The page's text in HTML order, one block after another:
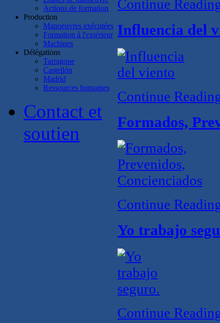
Continue
Influencia del
Continue
Formados,
Continue
Yo trabajo
Continue
Actions de formation
Production
Manoeuvres exécutées
Formation à l'extérieur
Machines
Délégations
Tarragone
Castellón
Madrid
Ressources humaines
Contact et
soutien